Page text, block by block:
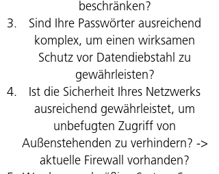
beschränken?
Sind Ihre Passwörter ausreichend
komplex, um einen wirksamen
Schutz vor Datendiebstahl zu
gewährleisten?
Ist die Sicherheit Ihres Netzwerks
ausreichend gewährleistet, um
unbefugten Zugriff von
Außenstehenden zu verhindern? ->
aktuelle Firewall vorhanden?